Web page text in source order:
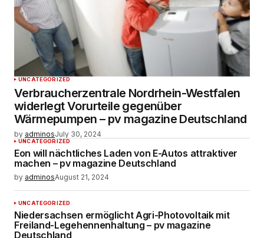
UNCATEGORIZED
Verbraucherzentrale Nordrhein-Westfalen
widerlegt Vorurteile gegenüber
Wärmepumpen – pv magazine Deutschland
by adminosJuly 30, 2024
UNCATEGORIZED
Eon will nächtliches Laden von E-Autos attraktiver
machen – pv magazine Deutschland
by adminosAugust 21, 2024
UNCATEGORIZED
Niedersachsen ermöglicht Agri-Photovoltaik mit
Freiland-Legehennenhaltung – pv magazine
Deutschland